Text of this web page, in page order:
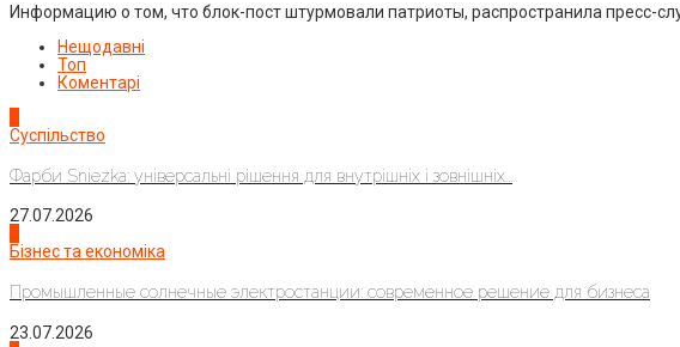
Информацию о том, что блок-пост штурмовали патриоты, распространила пресс-
Нещодавні
Топ
Коментарі
Суспільство
Фарби Sniezka: універсальні рішення для внутрішніх і зовнішніх...
27.07.2026
Бізнес та економіка
Промышленные солнечные электростанции: современное решение для бизнеса
23.07.2026